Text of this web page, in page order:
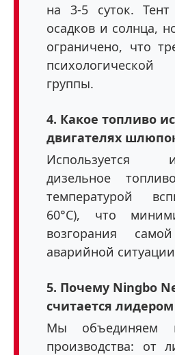
на 3-5 суток.
осадков и солнца,
ограничено, что
психологической
группы.
4. Какое топливо
двигателях
Используется
дизельное
температурой
60°C), что
возгорания
аварийной
5. Почему Ningbo
считается
Мы объединяем
производства: от